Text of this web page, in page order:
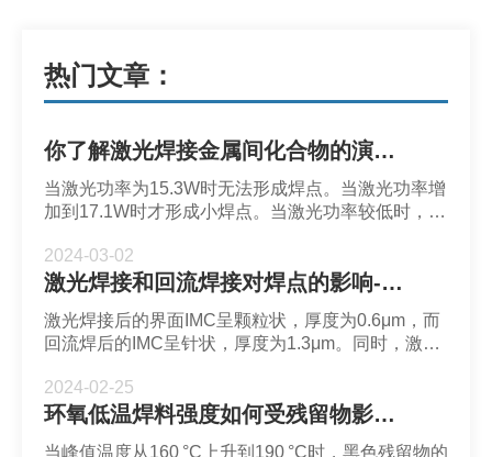
热门文章：
你了解激光焊接金属间化合物的演变吗-深圳福英达
当激光功率为15.3W时无法形成焊点。当激光功率增
加到17.1W时才形成小焊点。当激光功率较低时，热
能量阈值。因此，焊料球需要很长时间才能克服表面
张力并扩散到周围。
2024-03-02
激光焊接和回流焊接对焊点的影响-深圳福英达
激光焊接后的界面IMC呈颗粒状，厚度为0.6μm，而
回流焊后的IMC呈针状，厚度为1.3μm。同时，激光
回流焊的微凸点基体中发现相对较大的IMCs颗粒。
2024-02-25
环氧低温焊料强度如何受残留物影响-深圳福英达
当峰值温度从160 °C上升到190 °C时，黑色残留物的